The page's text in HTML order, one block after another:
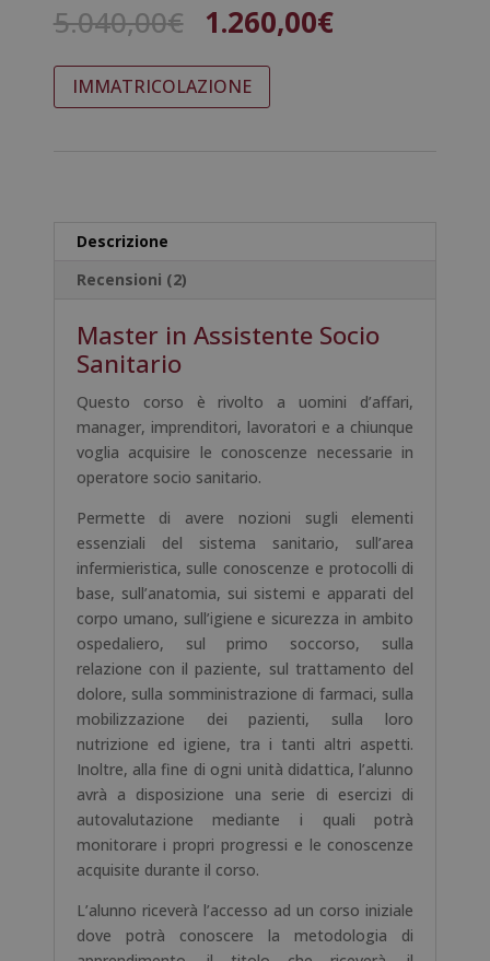
su base
5.040,00€ Il
prezzo
originale
era:
5.040,00€.
1.260,00€Il
prezzo
Master
in
IMMATRICOLAZIONE
l
e
Descrizione
Recensioni (2)
Master in Assistente Socio
Sanitario
Questo corso è rivolto a uomini d’affari,
manager, imprenditori, lavoratori e a chiunque
voglia acquisire le conoscenze necessarie in
operatore socio sanitario.
Permette di avere nozioni sugli elementi
essenziali del sistema sanitario, sull’area
infermieristica, sulle conoscenze e protocolli di
base, sull’anatomia, sui sistemi e apparati del
corpo umano, sull’igiene e sicurezza in ambito
ospedaliero, sul primo soccorso, sulla
relazione con il paziente, sul trattamento del
dolore, sulla somministrazione di farmaci, sulla
mobilizzazione dei pazienti, sulla loro
nutrizione ed igiene, tra i tanti altri aspetti.
Inoltre, alla fine di ogni unità didattica, l’alunno
avrà a disposizione una serie di esercizi di
autovalutazione mediante i quali potrà
monitorare i propri progressi e le conoscenze
acquisite durante il corso.
L’alunno riceverà l’accesso ad un corso iniziale
dove potrà conoscere la metodologia di